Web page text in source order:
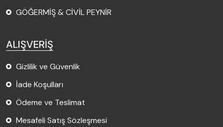
GÖĞERMİŞ & CİVİL PEYNİR
ALIŞVERİŞ
Gizlilik ve Güvenlik
İade Koşulları
Ödeme ve Teslimat
Mesafeli Satış Sözleşmesi